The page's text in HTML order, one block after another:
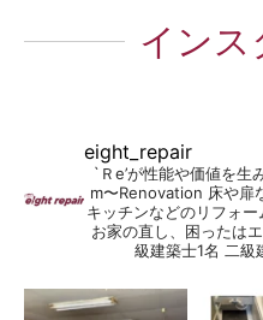
インス
eight_repair
`Ｒe’が性能や価値を生
m〜Renovation 床や扉
キッチンなどのリフォー
お家の直し、困ったは
級建築士1名 二級